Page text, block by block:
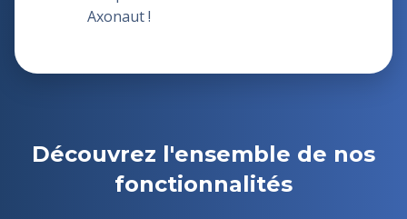
Axonaut !
Découvrez l'ensemble de nos
fonctionnalités